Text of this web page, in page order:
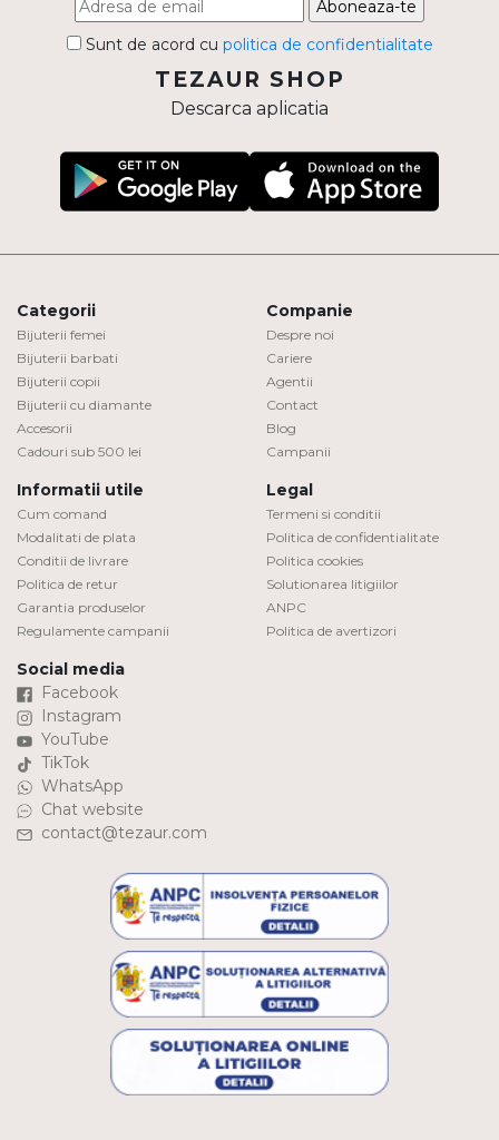
Aboneaza-te
Sunt de acord cu politica de confidentialitate
TEZAUR SHOP
Descarca aplicatia
Categorii
Bijuterii femei
Bijuterii barbati
Bijuterii copii
Bijuterii cu diamante
Accesorii
Cadouri sub 500 lei
Companie
Despre noi
Cariere
Agentii
Contact
Blog
Campanii
Informatii utile
Cum comand
Modalitati de plata
Conditii de livrare
Politica de retur
Garantia produselor
Regulamente campanii
Legal
Termeni si conditii
Politica de confidentialitate
Politica cookies
Solutionarea litigiilor
ANPC
Politica de avertizori
Social media
Facebook
Instagram
YouTube
TikTok
WhatsApp
Chat website
contact@tezaur.com